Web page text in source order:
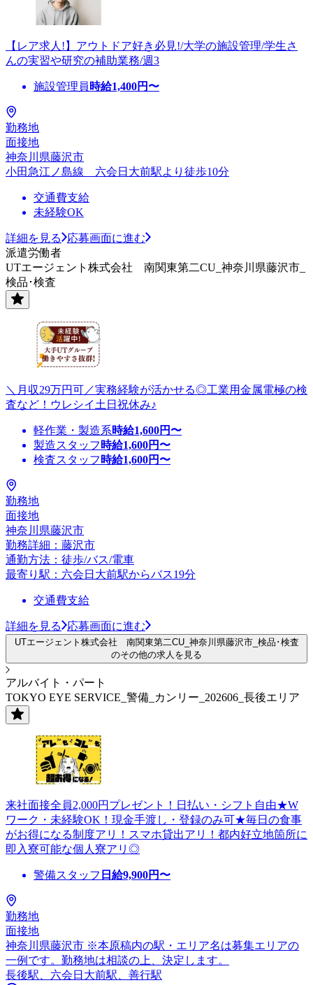
【レア求人!】アウトドア好き必見!/大学の施設管理/学生さ
んの実習や研究の補助業務/週3
施設管理員 時給1,400円〜
勤務地
面接地
神奈川県藤沢市
小田急江ノ島線 六会日大前駅より徒歩10分
交通費支給
未経験OK
詳細を見る
応募画面に進む
派遣労働者
UTエージェント株式会社 南関東第二CU_神奈川県藤沢市_
検品･検査
＼月収29万円可／実務経験が活かせる◎工業用金属電極の検
査など！ウレシイ土日祝休み♪
軽作業・製造系時給1,600円〜
製造スタッフ 時給1,600円〜
検査スタッフ 時給1,600円〜
勤務地
面接地
神奈川県藤沢市
勤務詳細：藤沢市
通勤方法：徒歩/バス/電車
最寄り駅：六会日大前駅からバス19分
交通費支給
詳細を見る 応募画面に進む
UTエージェント株式会社 南関東第二CU_神奈川県藤沢市_検品･検査
のその他の求人を見る
アルバイト・パート
TOKYO EYE SERVICE_警備_カンリー_202606_長後エリア
来社面接全員2,000円プレゼント！日払い・シフト自由★W
ワーク・未経験OK！現金手渡し・登録のみ可★毎日の食事
がお得になる制度アリ！スマホ貸出アリ！都内好立地箇所に
即入寮可能な個人寮アリ◎
警備スタッフ 日給9,900円〜
勤務地
面接地
神奈川県藤沢市 ※本原稿内の駅・エリア名は募集エリアの
一例です。勤務地は相談の上、決定します。
長後駅、六会日大前駅、善行駅